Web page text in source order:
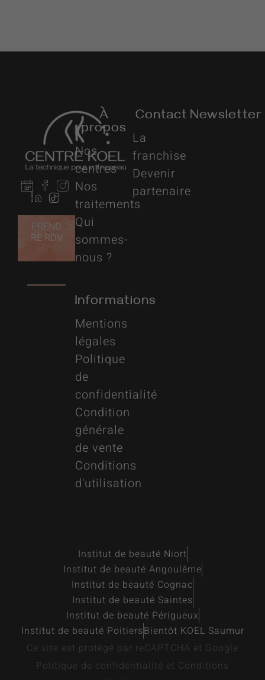
PREND
RE RDV
À
propos
Nos
centres
Nos
traitements
Qui
sommes-
nous ?
Informations
Mentions
légales
Politique
de
confidentialité
Condition
générale
de vente
Conditions
d'utilisation
Contact
La
franchise
Devenir
partenaire
Newsletter
Institut de beauté Niort
Institut de beauté Angoulême
Institut de beauté Cognac
Institut de beauté Saintes
Institut de beauté Périgueux
Institut de beauté PoitiersBientôt KOEL Saumur
Ce site est protégé par reCAPTCHA et Google
Politique de confidentialité et Conditions